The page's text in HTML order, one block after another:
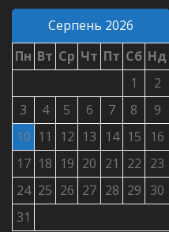
Серпень 2026
Пн Вт Ср Чт Пт Сб Нд
1
2
3
4 5 6 7 8
9
10 11 12 13 14 15
16
17 18 19 20 21 22 23
24 25 26 27 28 29 30
31